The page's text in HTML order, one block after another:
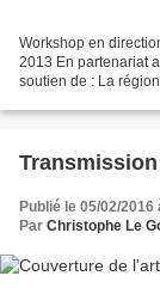
Workshop en
2013 En partenariat
soutien de : La
Transmission
Publié le 05/02/2016
Par Christophe Le